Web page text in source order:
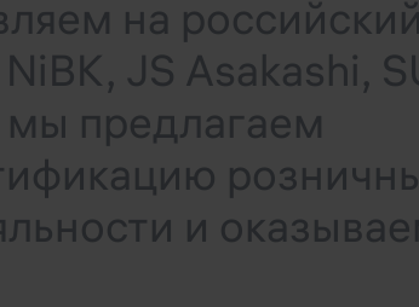
на
JS Asakashi,
предлагаем
и